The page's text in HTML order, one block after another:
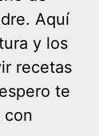
Aquí
y los
recetas
te
con